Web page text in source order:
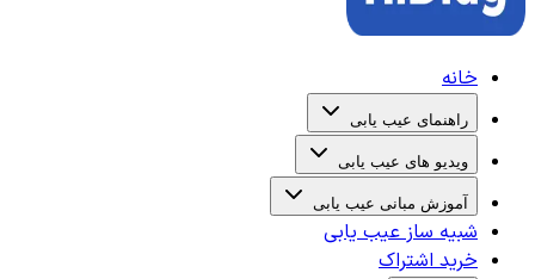
خانه
راهنمای عیب یابی
ویدیو های عیب یابی
آموزش مبانی عیب یابی
شبیه ساز عیب یابی
خرید اشتراک